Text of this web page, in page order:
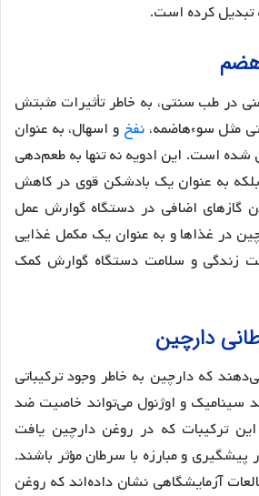
کرده است.
هضم
در طب سنتی، به خاطر تأثیرات مثبتش
مثل سوءهاضمه،نفخ و اسهال، به عنوان
است. این ادویه نه تنها به طعم‌دهی
به عنوان یک بادشکن قوی در کاهش
گازهای اضافی در دستگاه گوارش عمل
در غذاها و به عنوان یک مکمل غذایی
زندگی و سلامت دستگاه گوارش کمک
دارچین
که دارچین به خاطر وجود ترکیباتی
سینامیک و اوژنول می‌تواند خاصیت ضد
ترکیبات که در روغن دارچین یافت
و مبارزه با سرطان مؤثر باشند.
آزمایشگاهی نشان داده‌اند که روغن